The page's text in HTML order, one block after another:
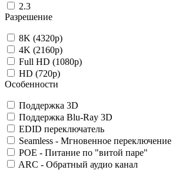
2.3
Разрешение
8K (4320p)
4K (2160p)
Full HD (1080p)
HD (720p)
Особенности
Поддержка 3D
Поддержка Blu-Ray 3D
EDID переключатель
Seamless - Мгновенное переключение
POE - Питание по "витой паре"
ARC - Обратный аудио канал